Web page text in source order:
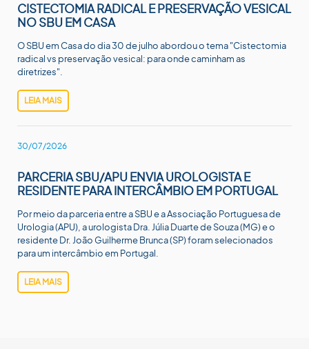
CISTECTOMIA RADICAL E PRESERVAÇÃO VESICAL
NO SBU EM CASA
O SBU em Casa do dia 30 de julho abordou o tema "Cistectomia
radical vs preservação vesical: para onde caminham as
diretrizes".
LEIA MAIS
30/07/2026
PARCERIA SBU/APU ENVIA UROLOGISTA E
RESIDENTE PARA INTERCÂMBIO EM PORTUGAL
Por meio da parceria entre a SBU e a Associação Portuguesa de
Urologia (APU), a urologista Dra. Júlia Duarte de Souza (MG) e o
residente Dr. João Guilherme Brunca (SP) foram selecionados
para um intercâmbio em Portugal.
LEIA MAIS